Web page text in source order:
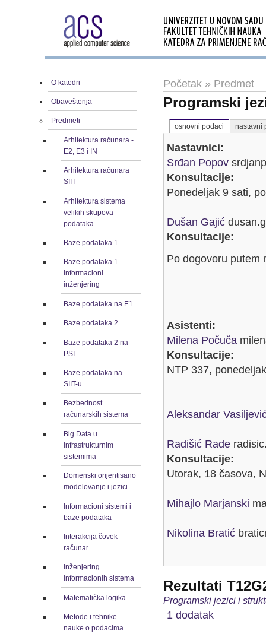
O katedri
Obaveštenja
Predmeti
Arhitektura računara -
E2, E3 i IN
Arhitektura računara
SIIT
Arhitektura sistema
velikih skupova
podataka
Baze podataka 1
Baze podataka 1 -
Informacioni
inženjering
Baze podataka na E1
Baze podataka 2
Baze podataka 2 na
PSI
Baze podataka na
SIIT-u
Bezbednost
računarskih sistema
Big Data u
infrastrukturnim
sistemima
Domenski orijentisano
modelovanje i jezici
Informacioni sistemi i
baze podataka
Interakcija čovek
računar
Inženjering
informacionih sistema
Matematička logika
Metode i tehnike
nauke o podacima
Početak » Predmet
Programski
osnovni podaci nastavni
Nastavnici:
Srđan Popov
Konsultacije:
Ponedeljak 9 sati,
Dušan Gajić
Konsultacije:
Po dogovoru putem
Asistenti:
Milena Počuča
Konsultacije:
NTP 337,
Aleksandar
Radišić Rade
Konsultacije:
Utorak, 18 časova,
Mihajlo Marjanski
Nikolina Bratić
Rezultati
Programski jezici i
1 dodatak